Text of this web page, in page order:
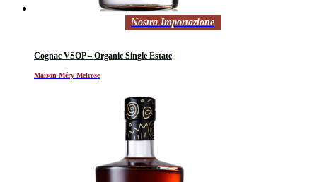
Nostra Importazione
Cognac VSOP – Organic Single Estate
Maison Méry Melrose